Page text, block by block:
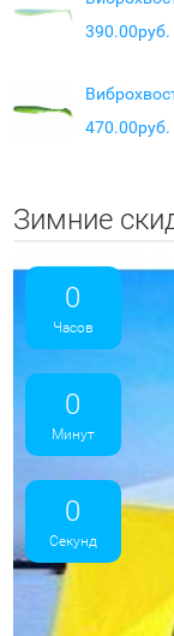
390.00руб.
470.00руб.
Зимние
0
Часов
0
Минут
0
Секунд